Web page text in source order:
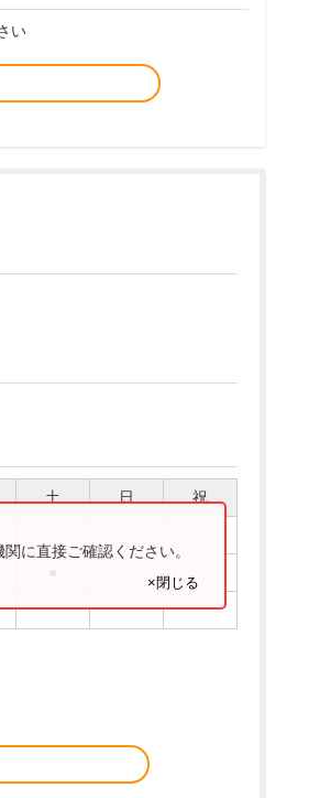
い
土 日 祝
に直接ご確認ください。
×閉じる